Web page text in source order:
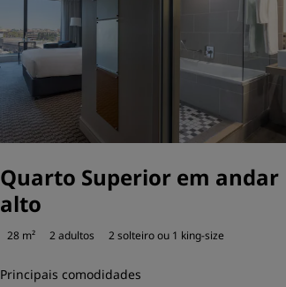
Quarto Superior em andar
alto
28 m² 2 adultos 2 solteiro ou 1 king-size
Principais comodidades